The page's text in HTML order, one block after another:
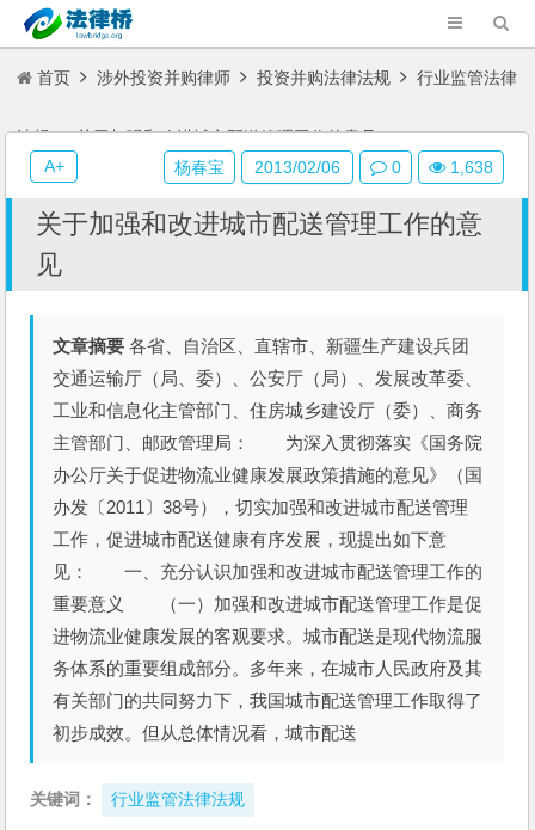
首页 涉外投资并购律师 投资并购法律法规 行业监管法律
法规 关于加强和改进城市配送管理工作的意见
关于加强和改进城市配送管理工作的意
见
文章摘要 各省、自治区、直辖市、新疆生产建设兵团
交通运输厅（局、委）、公安厅（局）、发展改革委、
工业和信息化主管部门、住房城乡建设厅（委）、商务
主管部门、邮政管理局： 为深入贯彻落实《国务院
办公厅关于促进物流业健康发展政策措施的意见》（国
办发〔2011〕38号），切实加强和改进城市配送管理
工作，促进城市配送健康有序发展，现提出如下意
见： 一、充分认识加强和改进城市配送管理工作的
重要意义 （一）加强和改进城市配送管理工作是促
进物流业健康发展的客观要求。城市配送是现代物流服
务体系的重要组成部分。多年来，在城市人民政府及其
有关部门的共同努力下，我国城市配送管理工作取得了
初步成效。但从总体情况看，城市配送
关键词： 行业监管法律法规
杨春宝 2013/02/06 0 1,638
A+